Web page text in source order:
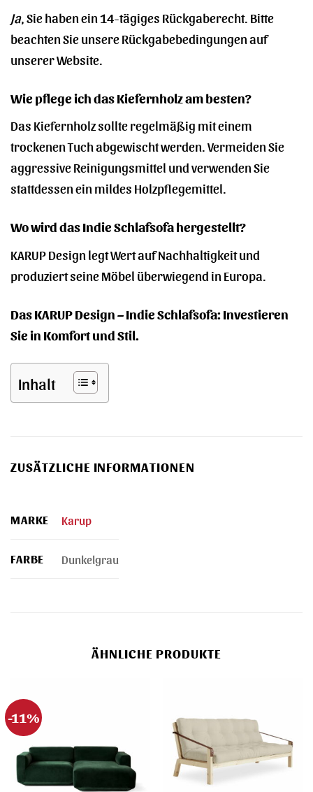
Ja, Sie haben ein 14-tägiges Rückgaberecht. Bitte
beachten Sie unsere Rückgabebedingungen auf
unserer Website.
Wie pflege ich das Kiefernholz am besten?
Das Kiefernholz sollte regelmäßig mit einem
trockenen Tuch abgewischt werden. Vermeiden Sie
aggressive Reinigungsmittel und verwenden Sie
stattdessen ein mildes Holzpflegemittel.
Wo wird das Indie Schlafsofa hergestellt?
KARUP Design legt Wert auf Nachhaltigkeit und
produziert seine Möbel überwiegend in Europa.
Das KARUP Design – Indie Schlafsofa: Investieren
Sie in Komfort und Stil.
Inhalt
ZUSÄTZLICHE INFORMATIONEN
MARKE Karup
FARBE Dunkelgrau
ÄHNLICHE PRODUKTE
-11%